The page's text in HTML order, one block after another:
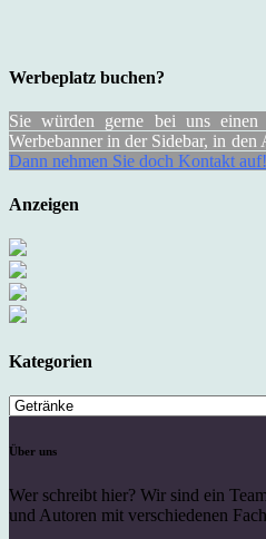
Werbeplatz buchen?
Sie würden gerne bei uns einen
Werbebanner in der Sidebar, in
Dann nehmen Sie doch Kontakt auf!
Anzeigen
Kategorien
Kategorien
Über uns
Wer schreibt hier? Wir sind ein
und Autoren mit verschiedenen